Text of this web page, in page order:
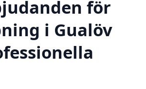
för
i Gualöv